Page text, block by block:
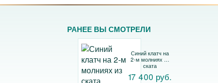
РАНЕЕ ВЫ СМОТРЕЛИ
Синий клатч на
2-м молниях из
ската
17 400 руб.